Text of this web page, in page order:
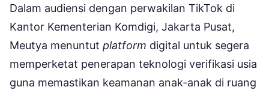
Dalam audiensi dengan perwakilan TikTok di
Kantor Kementerian Komdigi, Jakarta Pusat,
Meutya menuntut platform digital untuk segera
memperketat penerapan teknologi verifikasi usia
guna memastikan keamanan anak-anak di ruang